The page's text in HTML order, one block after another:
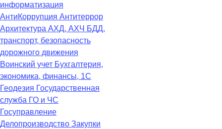
информатизация
АнтиКоррупция Антитеррор
Архитектура АХД, АХЧ БДД,
транспорт, безопасность
дорожного движения
Воинский учет Бухгалтерия,
экономика, финансы, 1С
Геодезия Государственная
служба ГО и ЧС
Госуправление
Делопроизводство Закупки